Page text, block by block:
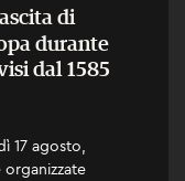
di
durante
dal 1585
17 agosto,
organizzate